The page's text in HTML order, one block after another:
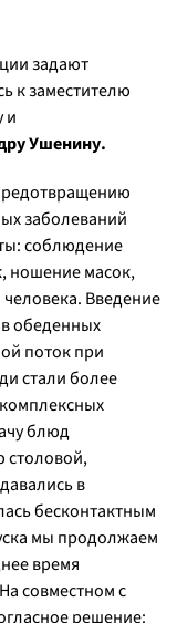
задают
к заместителю
и
Ушенину.
заболеваний
соблюдение
ношение масок,
человека. Введение
обеденных
поток при
стали более
блюд
столовой,
в
бесконтактным
мы продолжаем
время
совместном с
решение: